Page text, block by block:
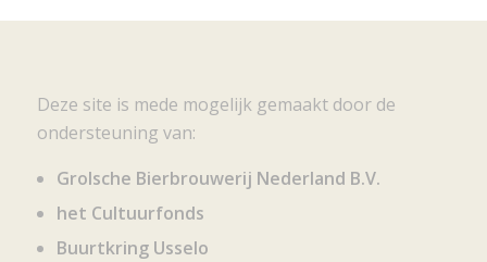
Deze site is mede mogelijk gemaakt door de
ondersteuning van:
Grolsche Bierbrouwerij Nederland B.V.
het Cultuurfonds
Buurtkring Usselo